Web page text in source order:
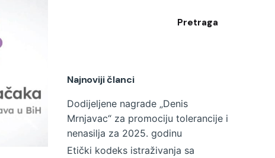
Pretraga
Najnoviji članci
Dodijeljene nagrade „Denis
Mrnjavac“ za promociju tolerancije i
nenasilja za 2025. godinu
Etički kodeks istraživanja sa